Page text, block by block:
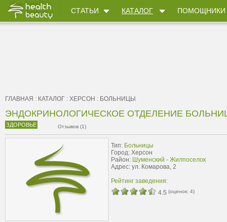
СТАТЬИ КАТАЛОГ ПОМОЩНИКИ
ГЛАВНАЯ : КАТАЛОГ : ХЕРСОН : БОЛЬНИЦЫ
ЭНДОКРИНОЛОГИЧЕСКОЕ ОТДЕЛЕНИЕ
ЗДОРОВЬЕ Отзывов (1)
Тип: Больницы
Город: Херсон
Район: Шуменский - Жилпоселок
Адрес: ул. Комарова, 2
Рейтинг заведения:
4.5 (оценок: 4)